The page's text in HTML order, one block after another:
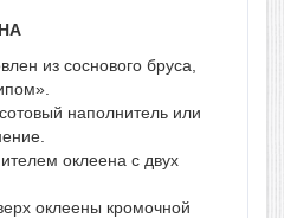
из соснового бруса,
наполнитель или
оклеена с двух
оклеены кромочной